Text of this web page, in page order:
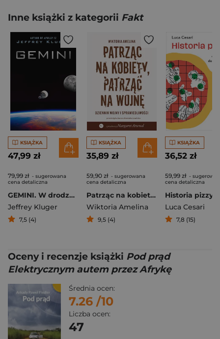
Inne książki z kategorii Fakt
KSIĄŻKA
47,99 zł
79,99 zł - sugerowana
cena detaliczna
GEMINI. W drodze na Księżyc
Jeffrey Kluger
7,5 (4)
KSIĄŻKA
35,89 zł
59,90 zł - sugerowana
cena detaliczna
Patrząc na kobiety, patrząc na wojnę. Dziennik wojny i sprawiedliwości
Wiktoria Amelina
9,5 (4)
KSIĄŻKA
36,52 zł
59,99 zł -
cena detaliczna
Luca Cesari
7,8 (15)
Oceny i recenzje książki Pod prąd
Elektrycznym autem przez Afrykę
Średnia ocen:
7.26 /10
Liczba ocen:
47